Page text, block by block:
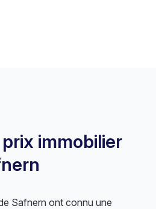
immobilier
Safnern ont connu une